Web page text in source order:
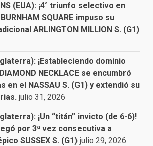
(EUA): ¡4° triunfo selectivo en
SQUARE impuso su
ARLINGTON MILLION S. (G1)
¡Estableciendo dominio
NECKLACE se encumbró
en el NASSAU S. (G1) y extendió su
julio 31, 2026
¡Un “titán” invicto (de 6-6)!
por 3ª vez consecutiva a
SUSSEX S. (G1) julio 29, 2026